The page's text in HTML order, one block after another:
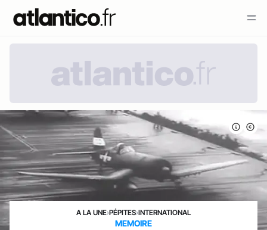
A LA UNE›PÉPITES›INTERNATIONAL
MEMOIRE